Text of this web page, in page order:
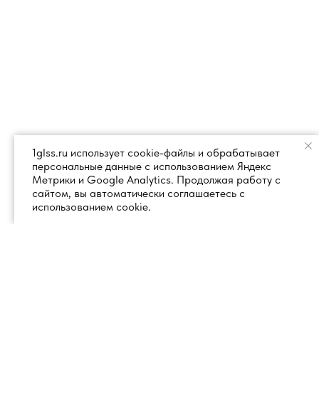
1glss.ru использует cookie-файлы и обрабатывает
персональные данные с использованием Яндекс
Метрики и Google Analytics. Продолжая работу с
сайтом, вы автоматически соглашаетесь с
использованием cookie.